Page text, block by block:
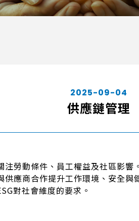
2025-09-04
供應鏈管理
勞動條件、員工權益及社區影
應商合作提升工作環境、安全
對社會維度的要求。